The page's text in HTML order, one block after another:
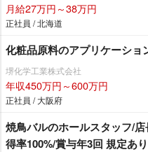
月給27万円～38万円
正社員 / 北海道
化粧品原料のアプリケーショ
堺化学工業株式会社
年収450万円～600万円
正社員 / 大阪府
焼鳥バルのホールスタッフ/
得率100%/賞与年3回 規定あり